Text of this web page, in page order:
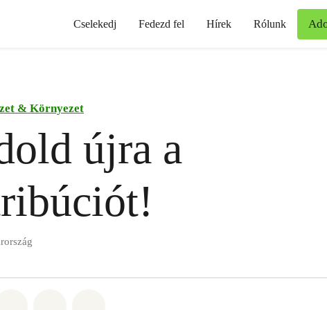
Cselekedj Fedezd fel Hírek Rólunk
& Környezet
újra a